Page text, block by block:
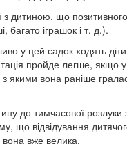
з дитиною, що
багато іграшок і т. д.).
у цей садок ходять діти
пройде легше, якщо у
з якими вона раніше
до тимчасової розлуки
що відвідування
вже велика.